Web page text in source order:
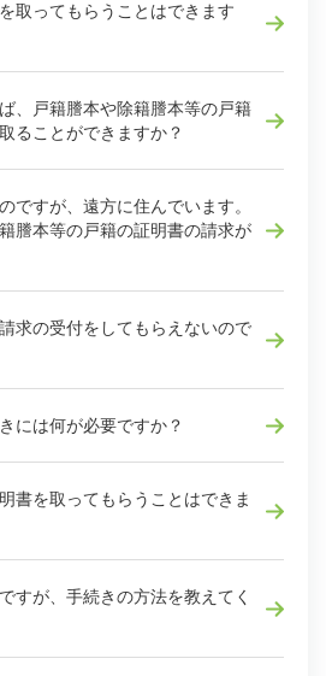
取ってもらうことはできます
、戸籍謄本や除籍謄本等の戸籍
ることができますか？
ですが、遠方に住んでいます。
謄本等の戸籍の証明書の請求が
求の受付をしてもらえないので
には何が必要ですか？
書を取ってもらうことはできま
すが、手続きの方法を教えてく